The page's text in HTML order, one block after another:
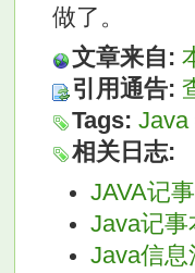
做了。
文章来自:
引用通告:
Tags: Java
相关日志:
JAVA记
Java记事
Java信息